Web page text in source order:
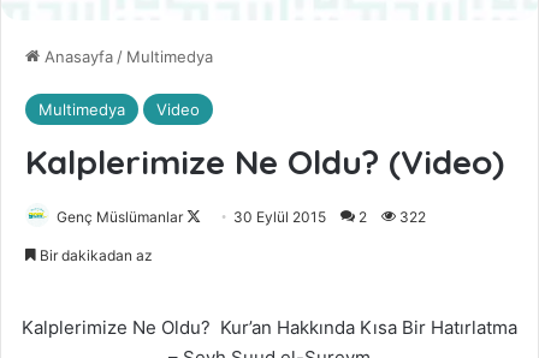
Anasayfa/ Multimedya
Multimedya Video
Kalplerimize Ne Oldu? (Video)
Genç Müslümanlar
o
30 Eylül 2015 2 322
Bir dakikadan az
Kalplerimize Ne Oldu? Kur’an Hakkında Kısa Bir Hatırlatma